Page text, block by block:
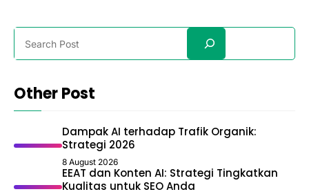
Other Post
Dampak AI terhadap Trafik Organik:
Strategi 2026
8 August 2026
EEAT dan Konten AI: Strategi Tingkatkan
Kualitas untuk SEO Anda